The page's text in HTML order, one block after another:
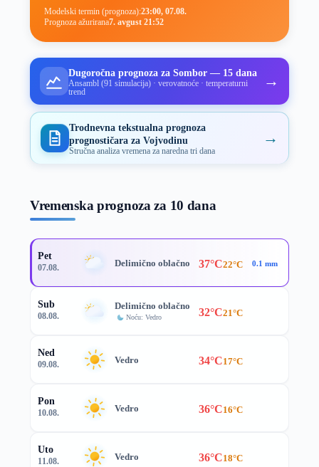
Modelski termin (prognoza):23:00, 07.08.
Prognoza ažurirana7. avgust 21:52
Dugoročna prognoza za Sombor — 15 dana
Ansambl (91 simulacija) · verovatnoće · temperaturni
trend
→
Trodnevna tekstualna prognoza
prognostičara za Vojvodinu
Stručna analiza vremena za naredna tri dana
→
Vremenska prognoza za 10 dana
Pet
07.08. Delimično oblačno 37°C22°C 0.1 mm
Sub
08.08.
Delimično oblačno
Noću: Vedro 32°C21°C
Ned
09.08. Vedro 34°C17°C
Pon
10.08. Vedro 36°C16°C
Uto
11.08. Vedro 36°C18°C